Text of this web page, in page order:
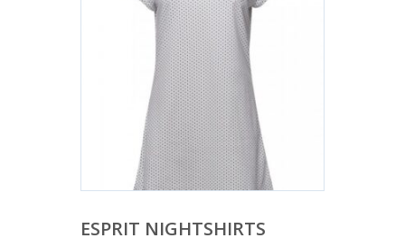
ESPRIT NIGHTSHIRTS